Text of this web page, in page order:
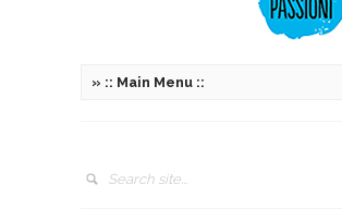
» :: Main Menu ::